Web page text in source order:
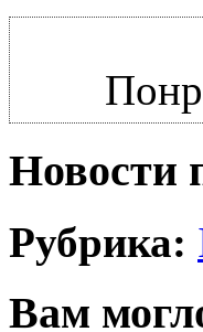
Новости
Рубрика:
Вам